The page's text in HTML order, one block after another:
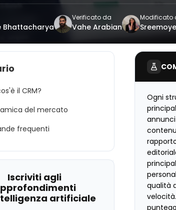
Bhattacharya
Verificato da
Vahe Arabian
Modificato
il CRM?
del mercato
frequenti
Iscriviti agli
artificiale
Ogni
qualità